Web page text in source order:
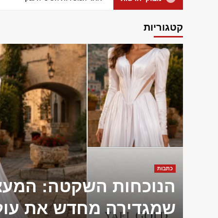
קטגוריות
כתבות
הנוכחות השקטה:
שמגדירה מחדש את